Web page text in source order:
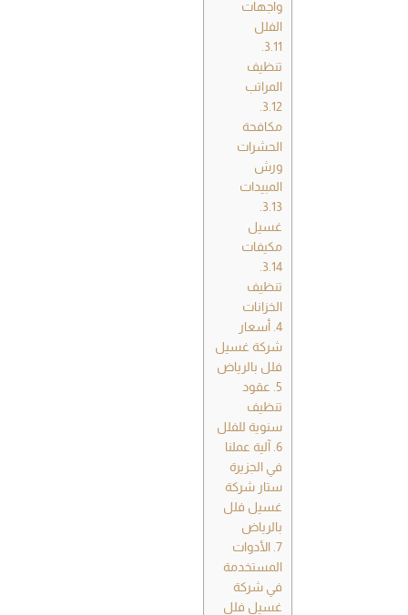
واجهات
الفلل
3.11.
تنظيف
المراتب
3.12.
مكافحة
الحشرات
ورش
المبيدات
3.13.
غسيل
مكيفات
3.14.
تنظيف
الخزانات
4. أسعار
شركة غسيل
فلل بالرياض
5. عقود
تنظيف
سنوية للفلل
6. آلية عملنا
في الجزيرة
ستار شركة
غسيل فلل
بالرياض
7. الأدوات
المستخدمة
في شركة
غسيل فلل